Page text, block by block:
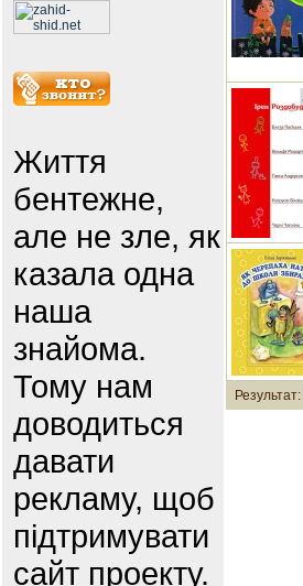
Життя
бентежне,
але не зле, як
казала одна
наша
знайома.
Тому нам
доводиться
давати
рекламу, щоб
підтримувати
сайт проекту.
Результат: